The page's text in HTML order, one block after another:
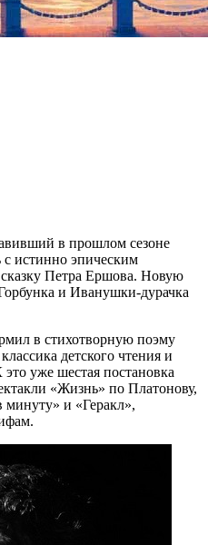
в прошлом сезоне
с истинно эпическим
сказку Петра Ершова. Новую
и Иванушки-дурачка
в стихотворную поэму
детского чтения и
уже шестая постановка
«Жизнь» по Платонову,
минуту» и «Геракл»,